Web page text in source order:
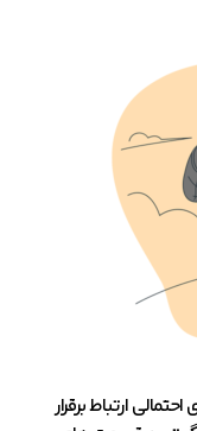
ارتباط برقرار